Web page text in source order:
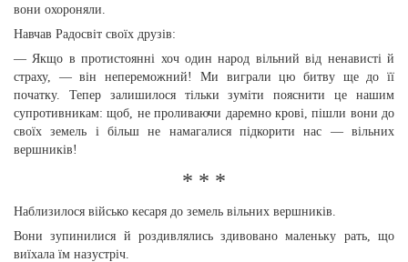
вони охороняли.
Навчав Радосвіт своїх друзів:
— Якщо в протистоянні хоч один народ вільний від ненависті й
страху, — він непереможний! Ми виграли цю битву ще до її
початку. Тепер залишилося тільки зуміти пояснити це нашим
супротивникам: щоб, не проливаючи даремно крові, пішли вони до
своїх земель і більш не намагалися підкорити нас — вільних
вершників!
* * *
Наблизилося військо кесаря до земель вільних вершників.
Вони зупинилися й роздивлялись здивовано маленьку рать, що
виїхала їм назустріч.